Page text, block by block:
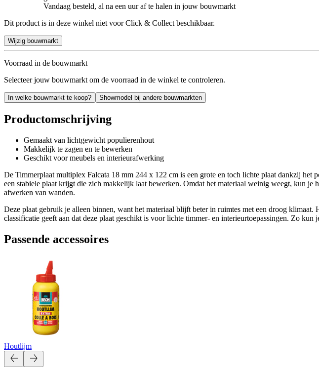
Vandaag besteld, al na een uur af te halen in jouw bouwmarkt
Dit product is in deze winkel niet voor Click & Collect beschikbaar.
Wijzig bouwmarkt
Voorraad in de bouwmarkt
Selecteer jouw bouwmarkt om de voorraad in de winkel te controleren.
In welke bouwmarkt te koop? Showmodel bij andere bouwmarkten
Productomschrijving
Gemaakt van lichtgewicht populierenhout
Makkelijk te zagen en te bewerken
Geschikt voor meubels en interieurafwerking
De Timmerplaat multiplex Falcata 18 mm 244 x 122 cm is een grote en toch lichte plaat dankzij
een stabiele plaat krijgt die zich makkelijk laat bewerken. Omdat het materiaal weinig weegt, kun
afwerken van wanden.
Deze plaat gebruik je alleen binnen, want het materiaal blijft beter in ruimtes met een droog
classificatie geeft aan dat deze plaat geschikt is voor lichte timmer- en interieurtoepassingen. Zo
Passende accessoires
Houtlijm